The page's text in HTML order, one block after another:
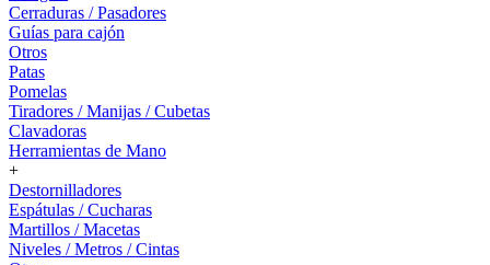
Cerraduras / Pasadores
Guías para cajón
Otros
Patas
Pomelas
Tiradores / Manijas / Cubetas
Clavadoras
Herramientas de Mano
+
Destornilladores
Espátulas / Cucharas
Martillos / Macetas
Niveles / Metros / Cintas